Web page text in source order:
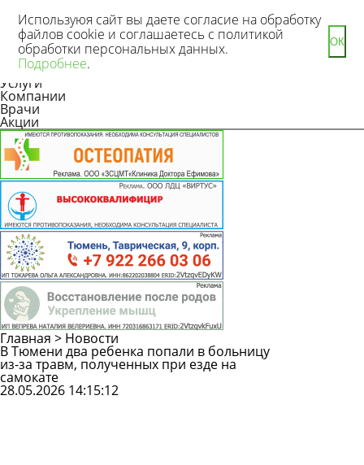
Новости
Статьи
Услуги
Компании
Врачи
Акции
Главная > Новости
В Тюмени два ребенка попали в больницу
из-за травм, полученных при езде на
самокате
28.05.2026 14:15:12
Используюя сайт вы даете согласие на обработку
файлов cookie и соглашаетесь с политикой
обработки персональных данных.
Подробнее.
ОК